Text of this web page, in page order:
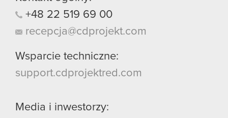
+48 22 519 69 00
recepcja@cdprojekt.com
Wsparcie techniczne:
support.cdprojektred.com
Media i inwestorzy: